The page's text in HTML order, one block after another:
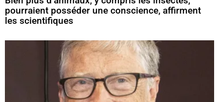
pourraient posséder une conscience, affirment
les scientifiques